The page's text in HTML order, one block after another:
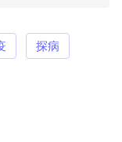
探病